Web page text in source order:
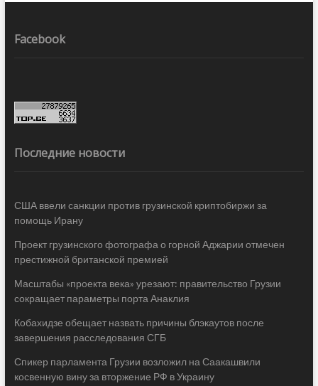
Facebook
Последние новости
США ввели санкции против грузинской криптобиржи за
помощь Ирану
Проект грузинского фотографа о горной Аджарии отмечен
престижной британской премией
Масштабы «проекта века» урезают: правительство Грузии
сокращает параметры порта Анаклия
Кобахидзе обещает назвать причины блэкаутов после
завершения расследования СГБ
Спикер парламента Грузии возложил на Саакашвили
косвенную вину за вторжение РФ в Украину